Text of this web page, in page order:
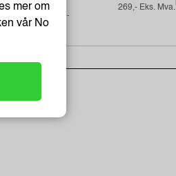
etter ordrebek...
269,- Eks. Mva.
mer om
vårNo